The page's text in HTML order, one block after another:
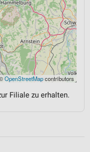
OpenStreetMapcontributors
Filiale zu erhalten.